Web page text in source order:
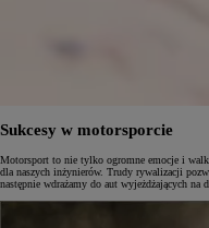
Sukcesy w motorsporcie
Motorsport to nie tylko ogromne emocje i
dla naszych inżynierów. Trudy rywalizacji
następnie wdrażamy do aut wyjeżdżających na